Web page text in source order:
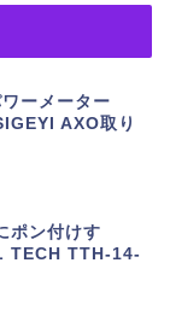
ーメーター
AXO取り
ポン付けす
TECH TTH-14-